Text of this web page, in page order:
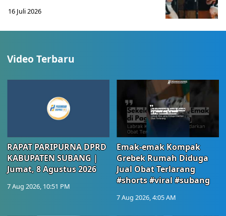
16 Juli 2026
Video Terbaru
RAPAT PARIPURNA DPRD
KABUPATEN SUBANG |
Jumat, 8 Agustus 2026
7 Aug 2026, 10:51 PM
Emak-emak Kompak
Grebek Rumah Diduga
Jual Obat Terlarang
#shorts #viral #subang
7 Aug 2026, 4:05 AM